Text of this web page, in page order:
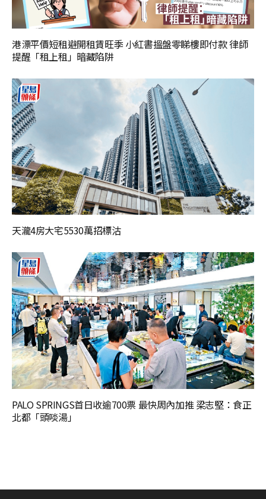
港漂平價短租避開租賃旺季 小紅書搵盤零睇樓即付款 律師
提醒「租上租」暗藏陷阱
天瀧4房大宅5530萬招標沽
PALO SPRINGS首日收逾700票 最快周內加推 梁志堅：食正
北都「頭啖湯」